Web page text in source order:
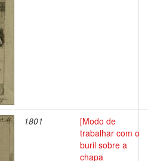
1801
[Modo de
trabalhar com o
buril sobre a
chapa